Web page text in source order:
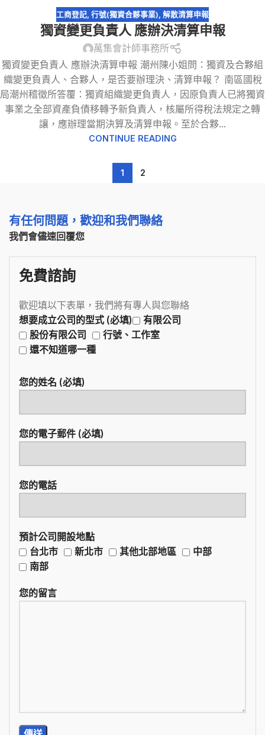
工商登記 行號(獨資合夥事業) 解散清算申報
獨資變更負責人 應辦決清算申報
萬集會計師事務所
獨資變更負責人 應辦決清算申報 潮州陳小姐問：獨資及合夥組
織變更負責人、合夥人，是否要辦理決、清算申報？ 南區國稅
局潮州稽徵所答覆：獨資組織變更負責人，因原負責人已將獨資
事業之全部資產負債移轉予新負責人，核屬所得稅法規定之轉
讓，應辦理當期決算及清算申報。至於合夥...
CONTINUE READING
1 2
有任何問題，歡迎和我們聯絡
我們會儘速回覆您
免費諮詢
歡迎填以下表單，我們將有專人與您聯絡
想要成立公司的型式 (必填)
有限公司
股份有限公司
行號、工作室
還不知道哪一種
您的姓名 (必填)
您的電子郵件 (必填)
您的電話
預計公司開設地點
台北市
新北市 其他北部地區
中部
南部
您的留言